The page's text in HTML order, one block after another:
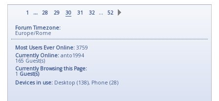
1 ... 28 29 30 31 32 … 52
Forum Timezone:
Europe/Rome
Most Users Ever Online: 3759
Currently Online: anto1994
165 Guest(s)
Currently Browsing this Page:
1 Guest(s)
Devices in use: Desktop (138), Phone (28)